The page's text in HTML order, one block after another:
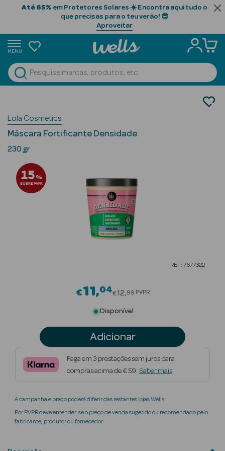
Até 65% em Protetores Solares ☀️ Encontra aqui tudo o
que precisas para o teu verão! 😎
Aproveitar
MENU
Ver Tudo
Beauty Season
Cabelo
Beauty Season
Cosmética
Beauty Season
Beauty Season
Maquilhagem
Beauty Season
Perfumes
Máscaras
Lola Cosmetics
Máscara Fortificante Densidade
230 gr
15%
SOBRE PVPR
REF: 7677322
€11 04Price reduced from
€12 99 PVPR
Disponível
Adicionar
Paga em 3 prestações sem juros para
compras acima de € 59. Saber mais
A campanha e preço poderá diferir das restantes lojas Wells.
Por PVPR deve entender-se o preço de venda sugerido ou recomendado pelo
fabricante, produtor ou fornecedor.